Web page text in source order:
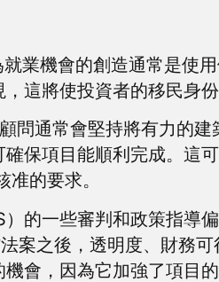
業機會的創造通常是使
這將使投資者的移民身
問通常會堅持將有力的
保項目能順利完成。這
的要求。
的一些審判和政策指導
案之後，透明度、財務
會，因為它加強了項目